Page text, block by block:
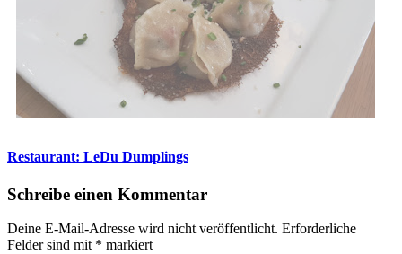
Restaurant: LeDu Dumplings
Schreibe einen Kommentar
Deine E-Mail-Adresse wird nicht veröffentlicht. Erforderliche
Felder sind mit * markiert